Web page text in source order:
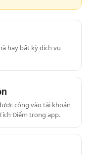
hay bất kỳ dịch vụ
cộng vào tài khoản
Điểm trong app.